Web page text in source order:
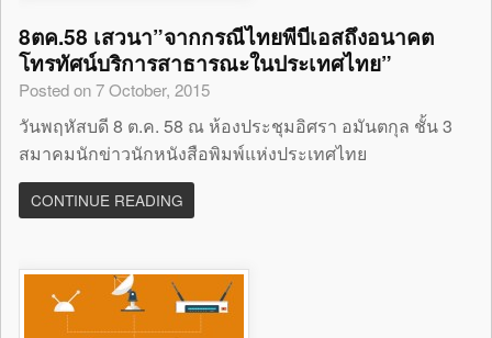
8ตค.58 เสวนา”จากกรณีไทยพีบีเอสถึงอนาคต
โทรทัศน์บริการสาธารณะในประเทศไทย”
Posted on 7 October, 2015
วันพฤหัสบดี 8 ต.ค. 58 ณ ห้องประชุมอิศรา อมันตกุล ชั้น 3
สมาคมนักข่าวนักหนังสือพิมพ์แห่งประเทศไทย
CONTINUE READING